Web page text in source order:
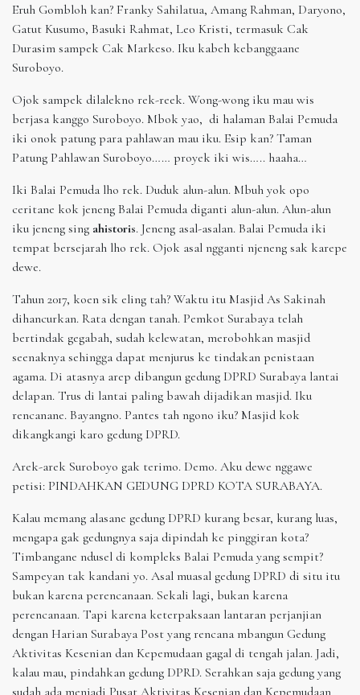
Eruh Gombloh kan? Franky Sahilatua, Amang Rahman, Daryono,
Gatut Kusumo, Basuki Rahmat, Leo Kristi, termasuk Cak
Durasim sampek Cak Markeso. Iku kabeh kebanggaane
Suroboyo.
Ojok sampek dilalekno rek-reek. Wong-wong iku mau wis
berjasa kanggo Suroboyo. Mbok yao, di halaman Balai Pemuda
iki onok patung para pahlawan mau iku. Esip kan? Taman
Patung Pahlawan Suroboyo…… proyek iki wis….. haaha…
Iki Balai Pemuda lho rek. Duduk alun-alun. Mbuh yok opo
ceritane kok jeneng Balai Pemuda diganti alun-alun. Alun-alun
iku jeneng sing ahistoris. Jeneng asal-asalan. Balai Pemuda iki
tempat bersejarah lho rek. Ojok asal ngganti njeneng sak karepe
dewe.
Tahun 2017, koen sik eling tah? Waktu itu Masjid As Sakinah
dihancurkan. Rata dengan tanah. Pemkot Surabaya telah
bertindak gegabah, sudah kelewatan, merobohkan masjid
seenaknya sehingga dapat menjurus ke tindakan penistaan
agama. Di atasnya arep dibangun gedung DPRD Surabaya lantai
delapan. Trus di lantai paling bawah dijadikan masjid. Iku
rencanane. Bayangno. Pantes tah ngono iku? Masjid kok
dikangkangi karo gedung DPRD.
Arek-arek Suroboyo gak terimo. Demo. Aku dewe nggawe
petisi: PINDAHKAN GEDUNG DPRD KOTA SURABAYA.
Kalau memang alasane gedung DPRD kurang besar, kurang luas,
mengapa gak gedungnya saja dipindah ke pinggiran kota?
Timbangane ndusel di kompleks Balai Pemuda yang sempit?
Sampeyan tak kandani yo. Asal muasal gedung DPRD di situ itu
bukan karena perencanaan. Sekali lagi, bukan karena
perencanaan. Tapi karena keterpaksaan lantaran perjanjian
dengan Harian Surabaya Post yang rencana mbangun Gedung
Aktivitas Kesenian dan Kepemudaan gagal di tengah jalan. Jadi,
kalau mau, pindahkan gedung DPRD. Serahkan saja gedung yang
sudah ada menjadi Pusat Aktivitas Kesenian dan Kepemudaan